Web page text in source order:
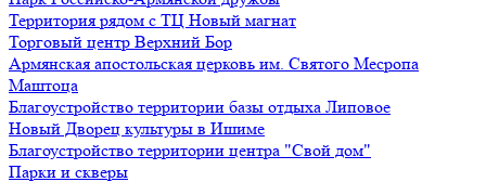
Территория рядом с ТЦ Новый магнат
Торговый центр Верхний Бор
Армянская апостольская церковь им. Святого Месропа
Маштоца
Благоустройство территории базы отдыха Липовое
Нoвый Двoрeц культуры в Ишимe
Благоустройство территории центра "Свой дом"
Парки и скверы